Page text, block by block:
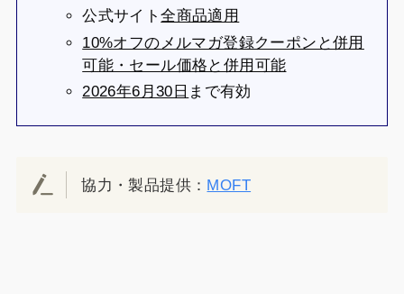
公式サイト全商品適用
10%オフのメルマガ登録クーポンと併用
可能・セール価格と併用可能
2026年6月30日 まで有効
協力・製品提供： MOFT